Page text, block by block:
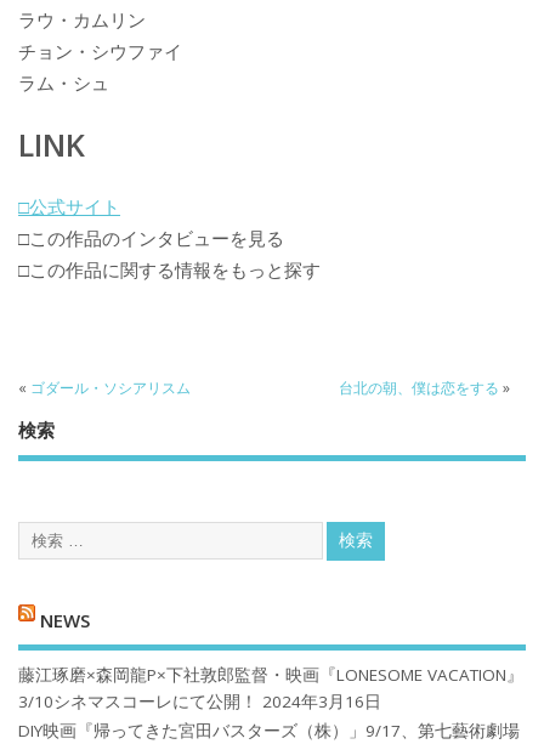
ラウ・カムリン
チョン・シウファイ
ラム・シュ
LINK
□公式サイト
□この作品のインタビューを見る
□この作品に関する情報をもっと探す
« ゴダール・ソシアリスム 台北の朝、僕は恋をする »
検索
NEWS
藤江琢磨×森岡龍P×下社敦郎監督・映画『LONESOME VACATION』
3/10シネマスコーレにて公開！
2024年3月16日
DIY映画『帰ってきた宮田バスターズ（株）」9/17、第七藝術劇場